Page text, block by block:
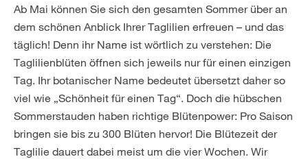
Ab Mai können Sie sich den gesamten Sommer über an
dem schönen Anblick Ihrer Taglilien erfreuen – und das
täglich! Denn ihr Name ist wörtlich zu verstehen: Die
Taglilienblüten öffnen sich jeweils nur für einen einzigen
Tag. Ihr botanischer Name bedeutet übersetzt daher so
viel wie „Schönheit für einen Tag“. Doch die hübschen
Sommerstauden haben richtige Blütenpower: Pro Saison
bringen sie bis zu 300 Blüten hervor! Die Blütezeit der
Taglilie dauert dabei meist um die vier Wochen. Wir